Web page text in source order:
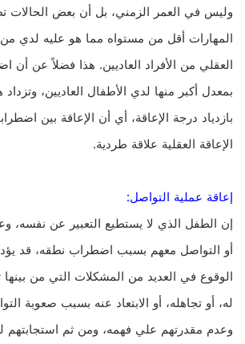
وليس في العمر الزمني، بل أن بعض الحالات
المهارات أقل من مستواه مما هو عليه لدي من
العقلي من الأفراد العاديين. هذا فضلاً عن أن
بمعدل أكبر منها لدي الأطفال العاديين،
بازدياد درجة الإعاقة، أي أن الإعاقة بين
الإعاقة العقلية علاقة طردية.
إعاقة عملية التواصل:
إن الطفل الذي لا يستطيع التعبير عن نفسه،
أو التواصل معهم بسبب اضطراب نطقه، قد
الوقوع في العديد من المشكلات التي من
له، أو تجاهله، أو الابتعاد عنه بسبب صعوبة
وعدم مقدرتهم علي فهمه، ومن ثم استجابتهم